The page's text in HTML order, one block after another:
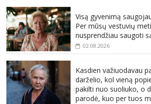
Visą gyvenimą
Per mūsų vestuvių
nusprendžiau saugoti
02.08.2026
Kasdien važiuodavau
darželio, kol vieną
pakilti nuo suoliuko, o
parodė, kuo per tuos